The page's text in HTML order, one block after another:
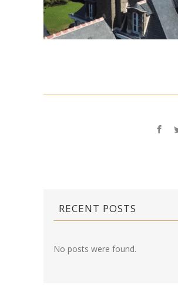
RECENT POSTS
No posts were found.